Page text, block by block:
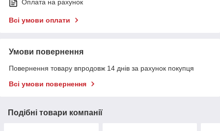
Оплата на рахунок
Всі умови оплати
Умови повернення
Повернення товару впродовж 14 днів за рахунок покупця
Всі умови повернення
Подібні товари компанії